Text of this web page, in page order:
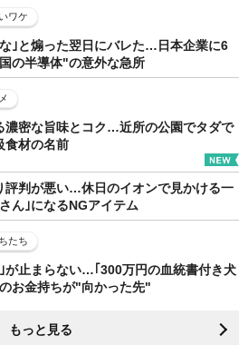
ワケ
｣と煽った翌日にバレた…日本企業に6
の半導体"の意外な急所
濃密な旨味とコク…近所の公園でタダで
食材の名前
評判が悪い…休日のイオンで見かける一
ん｣になるNGアイテム
たち
が止まらない…｢300万円の血統書付き犬
お金持ちが"向かった先"
もっと見る